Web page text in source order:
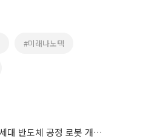
#미래나노텍
라온로보틱스, 국내 유일 차세대 반도체 공정 로봇 개발 ‘고객사 테스트 진행’